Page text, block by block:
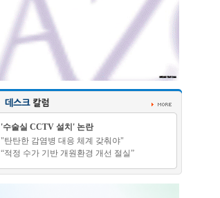
'수술실 CCTV 설치' 논란
"탄탄한 감염병 대응 체계 갖춰야"
“적정 수가 기반 개원환경 개선 절실”